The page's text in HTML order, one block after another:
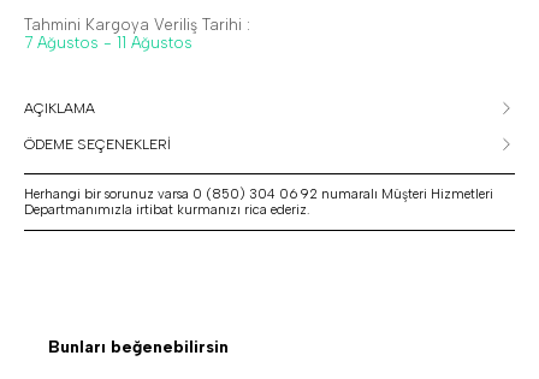
Tahmini Kargoya Veriliş Tarihi :
7 Ağustos - 11 Ağustos
AÇIKLAMA
ÖDEME SEÇENEKLERİ
Herhangi bir sorunuz varsa 0 (850) 304 06 92 numaralı Müşteri Hizmetleri
Departmanımızla irtibat kurmanızı rica ederiz.
Bunları beğenebilirsin